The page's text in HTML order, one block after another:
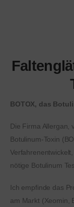
BOTOX, das
Die Firma Allergan,
Botulinum-Toxin
nötige Botulinum
Ich empfinde das
am Markt (Xeomin,